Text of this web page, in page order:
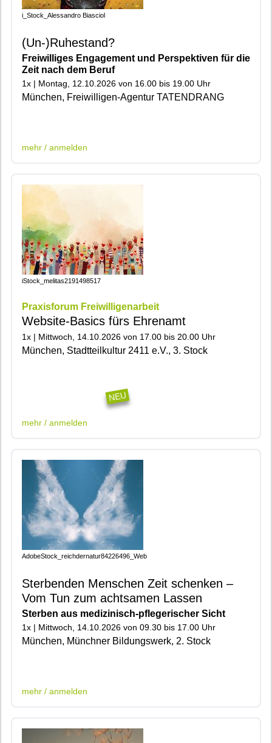
i_Stock_Alessandro Biasciol
(Un-)Ruhestand?
Freiwilliges Engagement und Perspektiven für die
Zeit nach dem Beruf
1x | Montag, 12.10.2026 von 16.00 bis 19.00 Uhr
München, Freiwilligen-Agentur TATENDRANG
mehr / anmelden
iStock_melitas2191498517
Praxisforum Freiwilligenarbeit
Website-Basics fürs Ehrenamt
1x | Mittwoch, 14.10.2026 von 17.00 bis 20.00 Uhr
München, Stadtteilkultur 2411 e.V., 3. Stock
NEU
mehr / anmelden
AdobeStock_reichdernatur84226496_Web
Sterbenden Menschen Zeit schenken –
Vom Tun zum achtsamen Lassen
Sterben aus medizinisch-pflegerischer Sicht
1x | Mittwoch, 14.10.2026 von 09.30 bis 17.00 Uhr
München, Münchner Bildungswerk, 2. Stock
mehr / anmelden